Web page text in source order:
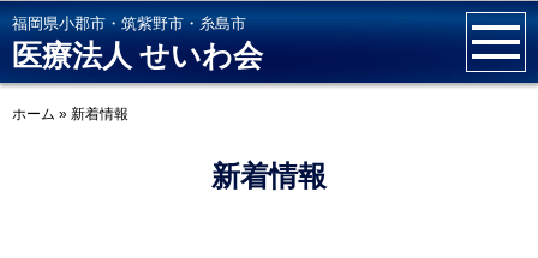
福岡県小郡市・筑紫野市・糸島市
医療法人 せいわ会
ホーム » 新着情報
新着情報